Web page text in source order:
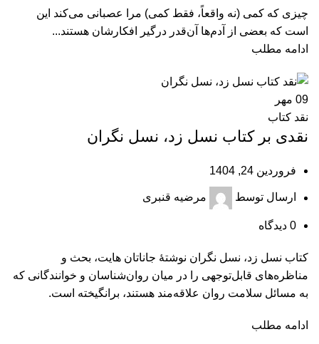
چیزی که کمی (نه واقعاً، فقط کمی) مرا عصبانی می‌کند این
است که بعضی از آدم‌ها آن‌قدر درگیر افکارشان هستند...
ادامه مطلب
09 مهر
نقد کتاب
نقدی بر کتاب نسل زد، نسل نگران
فروردین 24, 1404
ارسال توسط مرضیه قنبری
0 دیدگاه
کتاب نسل زد، نسل نگران نوشتۀ جاناتان هایت، بحث و
مناظره‌های قابل‌توجهی را در میان روان‌شناسان و خوانندگانی که
به مسائل سلامت روان علاقه‌مند هستند، برانگیخته است.
ادامه مطلب